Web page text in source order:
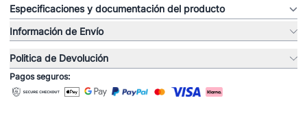
Especificaciones y documentación del producto
Información de Envío
Politica de Devolución
Pagos seguros: